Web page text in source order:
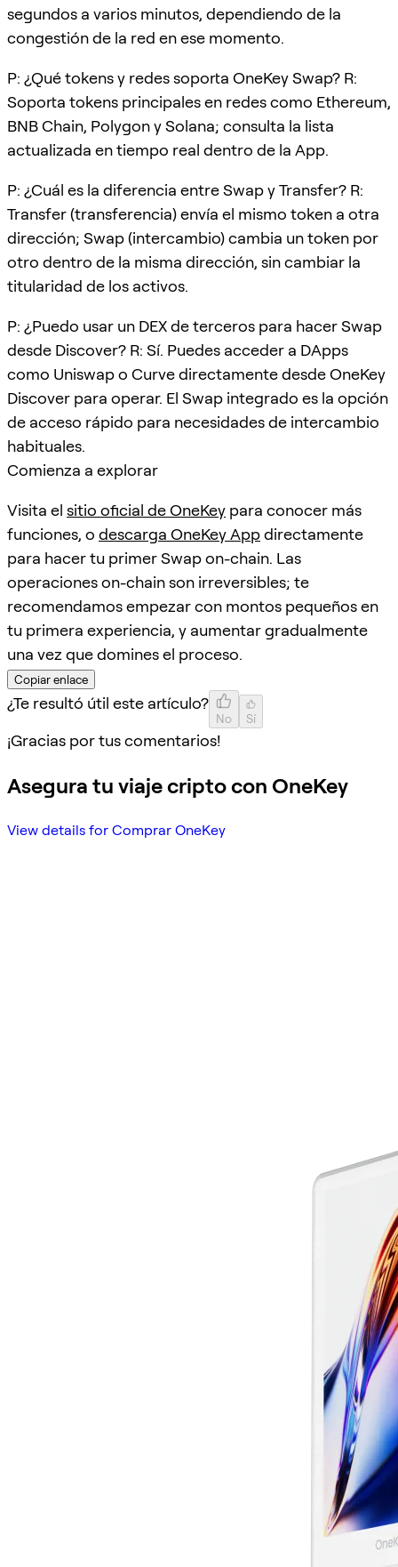
segundos a varios minutos, dependiendo de la
congestión de la red en ese momento.
P: ¿Qué tokens y redes soporta OneKey Swap? R:
Soporta tokens principales en redes como Ethereum,
BNB Chain, Polygon y Solana; consulta la lista
actualizada en tiempo real dentro de la App.
P: ¿Cuál es la diferencia entre Swap y Transfer? R:
Transfer (transferencia) envía el mismo token a otra
dirección; Swap (intercambio) cambia un token por
otro dentro de la misma dirección, sin cambiar la
titularidad de los activos.
P: ¿Puedo usar un DEX de terceros para hacer Swap
desde Discover? R: Sí. Puedes acceder a DApps
como Uniswap o Curve directamente desde OneKey
Discover para operar. El Swap integrado es la opción
de acceso rápido para necesidades de intercambio
habituales.
Comienza a explorar
Visita el sitio oficial de OneKey para conocer más
funciones, o descarga OneKey Appdirectamente
para hacer tu primer Swap on-chain. Las
operaciones on-chain son irreversibles; te
recomendamos empezar con montos pequeños en
tu primera experiencia, y aumentar gradualmente
una vez que domines el proceso.
Copiar enlace
¿Te resultó útil este artículo?
No Sí
¡Gracias por tus comentarios!
Asegura tu viaje cripto con OneKey
View details for Comprar OneKey